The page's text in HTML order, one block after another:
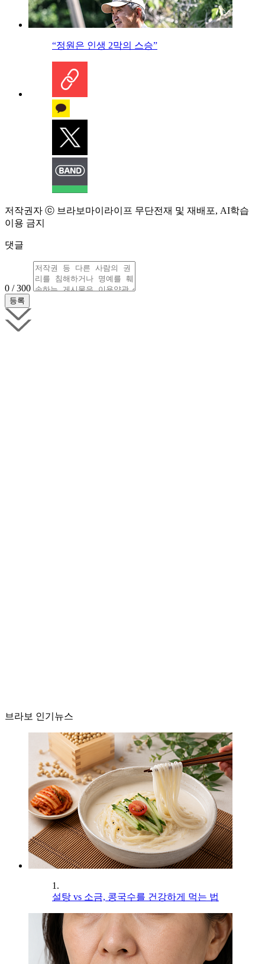
“정원은 인생 2막의 스승”
저작권자 ⓒ 브라보마이라이프 무단전재 및 재배포, AI학습
이용 금지
댓글
0 / 300
브라보 인기뉴스
1.
설탕 vs 소금, 콩국수를 건강하게 먹는 법